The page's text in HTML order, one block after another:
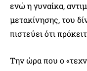
ενώ η γυναίκα,
μετακίνησης, του
πιστεύει ότι
Την ώρα που ο